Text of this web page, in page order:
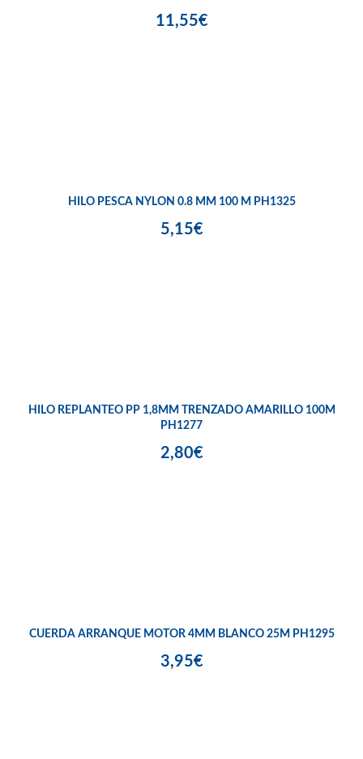
11,55€
HILO PESCA NYLON 0.8 MM 100 M PH1325
5,15€
HILO REPLANTEO PP 1,8MM TRENZADO AMARILLO 100M
PH1277
2,80€
CUERDA ARRANQUE MOTOR 4MM BLANCO 25M PH1295
3,95€